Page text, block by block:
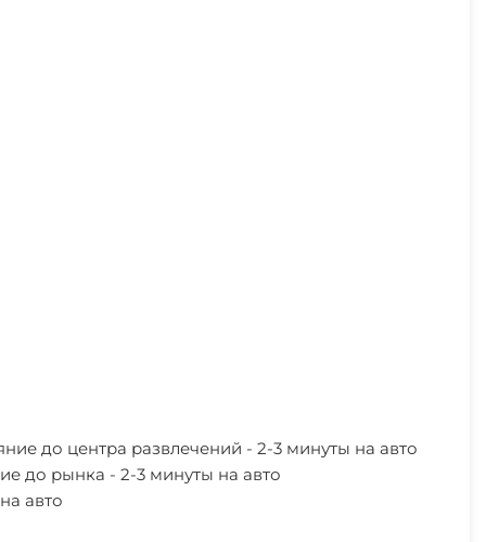
до центра развлечений - 2-3 минуты на авто
до рынка - 2-3 минуты на авто
авто